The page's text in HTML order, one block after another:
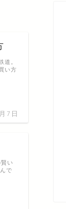
7日
道。
い方
い
で